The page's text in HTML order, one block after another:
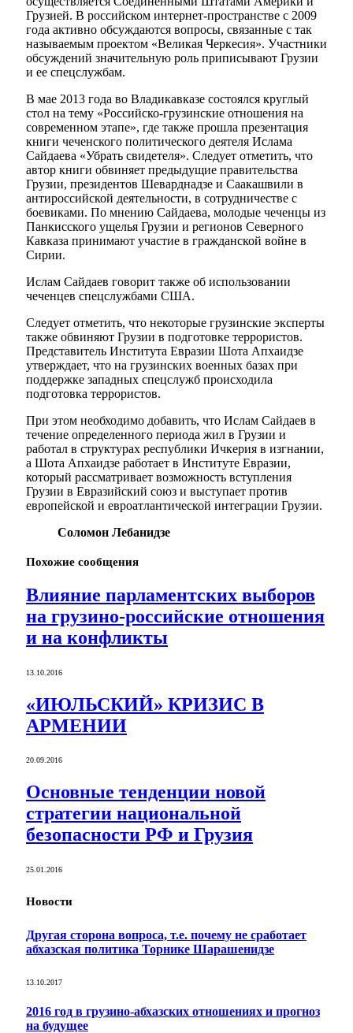
Грузией. В российском интернет-пространстве с 2009
года активно обсуждаются вопросы, связанные с так
называемым проектом «Великая Черкесия». Участники
обсуждений значительную роль приписывают Грузии
и ее спецслужбам.
В мае 2013 года во Владикавказе состоялся круглый
стол на тему «Российско-грузинские отношения на
современном этапе», где также прошла презентация
книги чеченского политического деятеля Ислама
Сайдаева «Убрать свидетеля». Следует отметить, что
автор книги обвиняет предыдущие правительства
Грузии, президентов Шеварднадзе и Саакашвили в
антироссийской деятельности, в сотрудничестве с
боевиками. По мнению Сайдаева, молодые чеченцы из
Панкисского ущелья Грузии и регионов Северного
Кавказа принимают участие в гражданской войне в
Сирии.
Ислам Сайдаев говорит также об использовании
чеченцев спецслужбами США.
Следует отметить, что некоторые грузинские эксперты
также обвиняют Грузии в подготовке террористов.
Представитель Института Евразии Шота Апхаидзе
утверждает, что на грузинских военных базах при
поддержке западных спецслужб происходила
подготовка террористов.
При этом необходимо добавить, что Ислам Сайдаев в
течение определенного периода жил в Грузии и
работал в структурах республики Ичкерия в изгнании,
а Шота Апхаидзе работает в Институте Евразии,
который рассматривает возможность вступления
Грузии в Евразийский союз и выступает против
европейской и евроатлантической интеграции Грузии.
Соломон Лебанидзе
Похожие сообщения
Влияние парламентских выборов
на грузино-российские отношения
и на конфликты
13.10.2016
«ИЮЛЬСКИЙ» КРИЗИС В
АРМЕНИИ
20.09.2016
Основные тенденции новой
стратегии национальной
безопасности РФ и Грузия
25.01.2016
Новости
Другая сторона вопроса, т.е. почему не сработает
абхазская политика Торнике Шарашенидзе
13.10.2017
2016 год в грузино-абхазских отношениях и прогноз
на будущее